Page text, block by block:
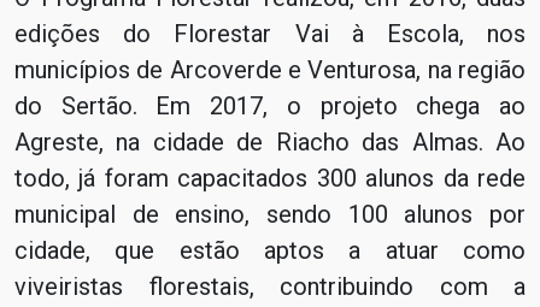
edições do Florestar Vai à Escola, nos
municípios de Arcoverde e Venturosa, na região
do Sertão. Em 2017, o projeto chega ao
Agreste, na cidade de Riacho das Almas. Ao
todo, já foram capacitados 300 alunos da rede
municipal de ensino, sendo 100 alunos por
cidade, que estão aptos a atuar como
viveiristas florestais, contribuindo com a